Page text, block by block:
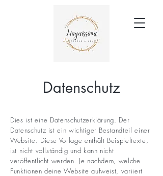
Datenschutz
Dies ist eine Datenschutzerklärung. Der
Datenschutz ist ein wichtiger Bestandteil einer
Website. Diese Vorlage enthält Beispieltexte,
ist nicht vollständig und kann nicht
veröffentlicht werden. Je nachdem, welche
Funktionen deine Website aufweist, variiert